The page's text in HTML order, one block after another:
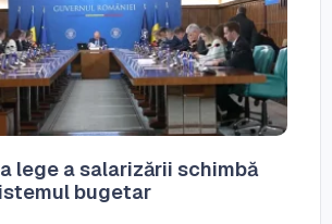
lege a salarizării schimbă
bugetar